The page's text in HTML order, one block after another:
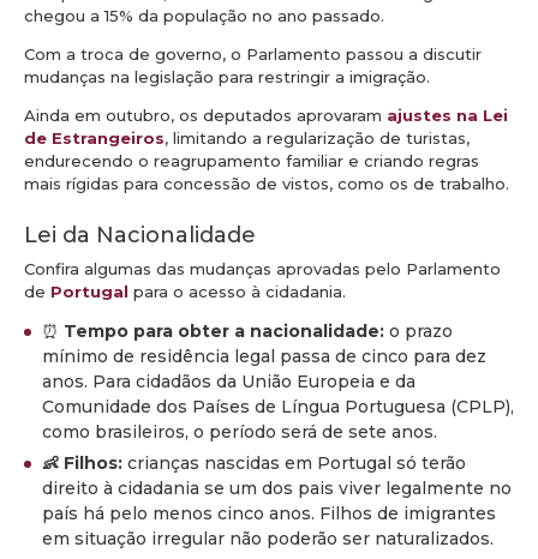
chegou a 15% da população no ano passado.
Com a troca de governo, o Parlamento passou a discutir
mudanças na legislação para restringir a imigração.
Ainda em outubro, os deputados aprovaram ajustes na Lei
de Estrangeiros, limitando a regularização de turistas,
endurecendo o reagrupamento familiar e criando regras
mais rígidas para concessão de vistos, como os de trabalho.
Lei da Nacionalidade
Confira algumas das mudanças aprovadas pelo Parlamento
de Portugal para o acesso à cidadania.
⏰ Tempo para obter a nacionalidade: o prazo
mínimo de residência legal passa de cinco para dez
anos. Para cidadãos da União Europeia e da
Comunidade dos Países de Língua Portuguesa (CPLP),
como brasileiros, o período será de sete anos.
👶 Filhos: crianças nascidas em Portugal só terão
direito à cidadania se um dos pais viver legalmente no
país há pelo menos cinco anos. Filhos de imigrantes
em situação irregular não poderão ser naturalizados.